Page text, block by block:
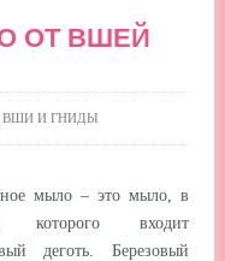
ОТ ВШЕЙ
И ГНИДЫ
мыло – это мыло, в
которого входит
деготь. Березовый